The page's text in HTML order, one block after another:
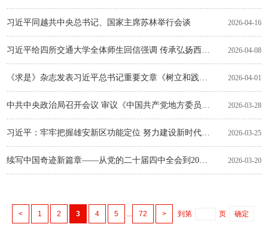
习近平同越共中央总书记、国家主席苏林举行会谈 2026-04-16
习近平给四所交通大学全体师生回信强调 传承弘扬西迁精神聚焦国家重大战略需求 为建设教育强国科技强国人才强国作出新贡献 2026-04-08
《求是》杂志发表习近平总书记重要文章《树立和践行正确政绩观》 2026-04-01
中共中央政治局召开会议 审议《中国共产党地方委员会工作条例》 中共中央总书记习近平主持会议 2026-03-28
习近平：牢牢把握雄安新区功能定位 努力建设新时代创新高地和推动高质量发展样板 2026-03-25
续写中国奇迹新篇章——从党的二十届四中全会到2026年全国两会 2026-03-20
< 1 2 3 4 5 ... 72 > 到第 页 确定